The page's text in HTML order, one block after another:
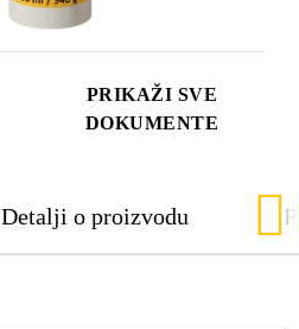
PRIKAŽI SVE
DOKUMENTE
Detalji o proizvodu